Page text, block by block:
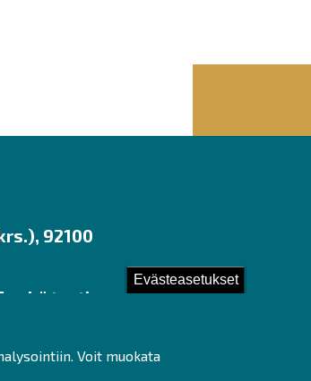
Evästeasetukset
Voit muokata
92100
sekä tunti